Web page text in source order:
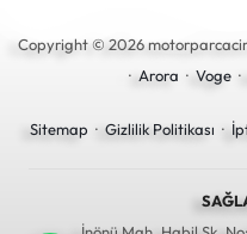
Copyright © 2026
· Arora · Voge·
Sitemap · Gizlilik Politikası ·